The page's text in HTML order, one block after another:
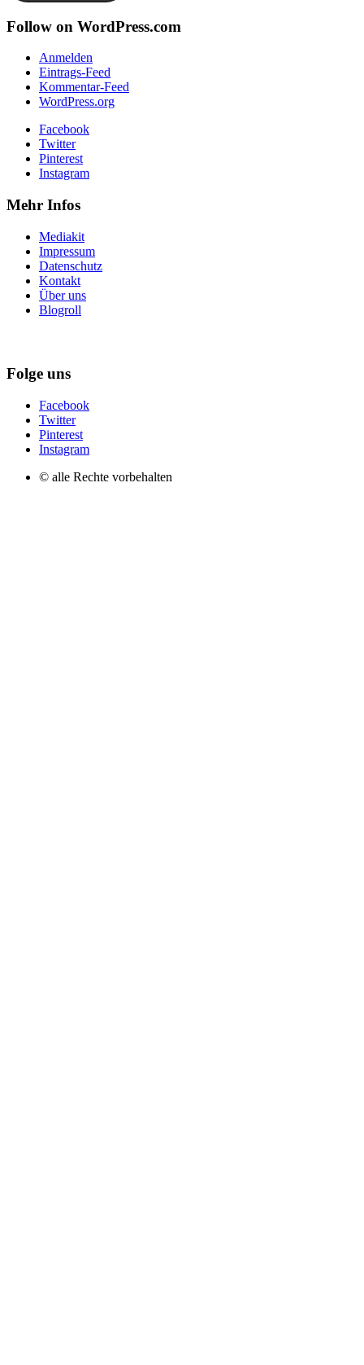
Follow on WordPress.com
Anmelden
Eintrags-Feed
Kommentar-Feed
WordPress.org
Facebook
Twitter
Pinterest
Instagram
Mehr Infos
Mediakit
Impressum
Datenschutz
Kontakt
Über uns
Blogroll
Folge uns
Facebook
Twitter
Pinterest
Instagram
© alle Rechte vorbehalten